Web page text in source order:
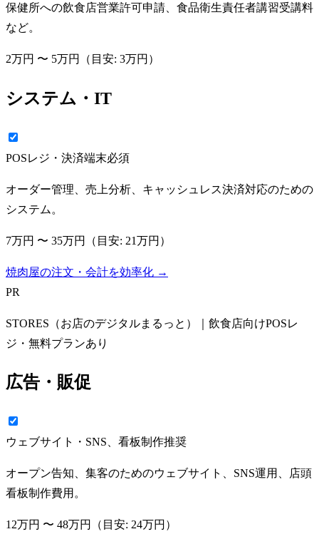
保健所への飲食店営業許可申請、食品衛生責任者講習受講料
など。
2万円 〜 5万円 （目安: 3万円 ）
システム・IT
POSレジ・決済端末必須
オーダー管理、売上分析、キャッシュレス決済対応のための
システム。
7万円 〜 35万円 （目安: 21万円 ）
焼肉屋の注文・会計を効率化 →
PR
STORES（お店のデジタルまるっと）｜飲食店向けPOSレ
ジ・無料プランあり
広告・販促
ウェブサイト・SNS、看板制作推奨
オープン告知、集客のためのウェブサイト、SNS運用、店頭
看板制作費用。
12万円 〜 48万円 （目安: 24万円 ）